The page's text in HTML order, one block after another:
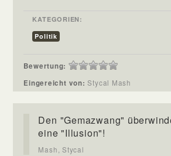
KATEGORIEN:
Politik
Bewertung:
Eingereicht von:Stycal Mash
Den "Gemazwang"
eine "Illusion"!
Mash, Stycal